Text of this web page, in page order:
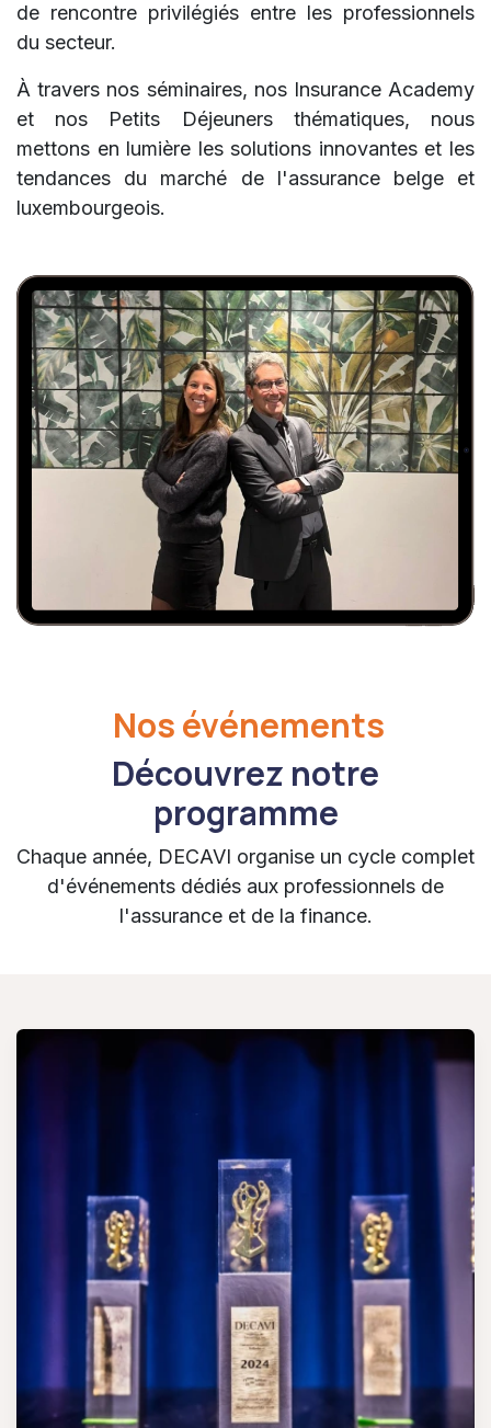
de rencontre privilégiés entre les professionnels
du secteur.
À travers nos séminaires, nos Insurance Academy
et nos Petits Déjeuners thématiques, nous
mettons en lumière les solutions innovantes et les
tendances du marché de l'assurance belge et
luxembourgeois.
Nos événements
Découvrez notre
programme
Chaque année, DECAVI organise un cycle complet
d'événements dédiés aux professionnels de
l'assurance et de la finance.